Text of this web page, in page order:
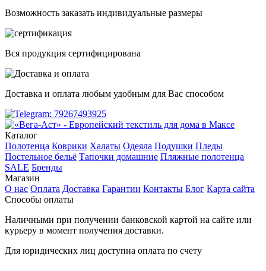
Возможность заказать индивидуальные размеры
Вся продукция сертифицирована
Доставка и оплата любым удобным для Вас способом
Каталог
Полотенца Коврики Халаты Одеяла Подушки Пледы
Постельное бельё Тапочки домашние Пляжные полотенца
SALE Бренды
Магазин
О нас Оплата Доставка Гарантии Контакты Блог Карта сайта
Способы оплаты
Наличными при получении банковской картой на сайте или
курьеру в момент получения доставки.
Для юридических лиц доступна оплата по счету